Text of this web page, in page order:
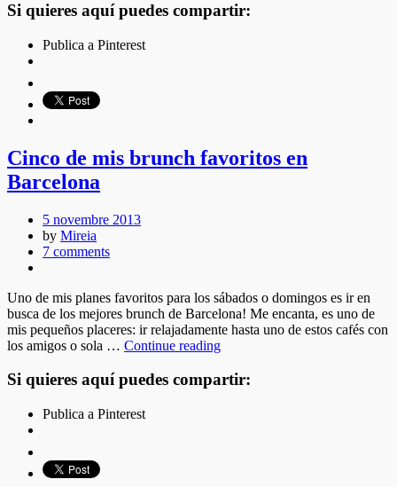
Si quieres aquí puedes compartir:
Publica a Pinterest
Cinco de mis brunch favoritos en
Barcelona
5 novembre 2013
by Mireia
7 comments
Uno de mis planes favoritos para los sábados o domingos es ir en
busca de los mejores brunch de Barcelona! Me encanta, es uno de
mis pequeños placeres: ir relajadamente hasta uno de estos cafés con
los amigos o sola … Continue reading
Si quieres aquí puedes compartir:
Publica a Pinterest